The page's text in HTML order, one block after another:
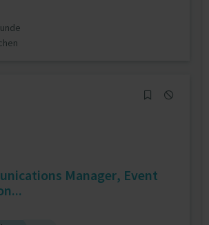
Manager, Event